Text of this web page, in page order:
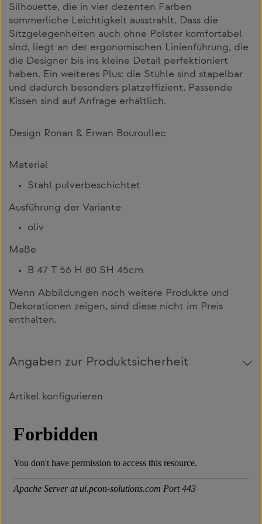
Silhouette, die in vier dezenten Farben
sommerliche Leichtigkeit ausstrahlt. Dass die
Sitzgelegenheiten auch ohne Polster komfortabel
sind, liegt an der ergonomischen Linienführung, die
die Designer bis ins kleine Detail perfektioniert
haben. Ein weiteres Plus: die Stühle sind stapelbar
und dadurch besonders platzeffizient. Passende
Kissen sind auf Anfrage erhältlich.
Design Ronan & Erwan Bouroullec
Material
Stahl pulverbeschichtet
Ausführung der Variante
oliv
Maße
B 47 T 56 H 80 SH 45cm
Wenn Abbildungen noch weitere Produkte und
Dekorationen zeigen, sind diese nicht im Preis
enthalten.
Angaben zur Produktsicherheit
Artikel konfigurieren